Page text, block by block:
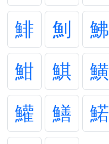
鯡
魝 鮄
魽
鯕 鱑
鱹
鱔 鰙